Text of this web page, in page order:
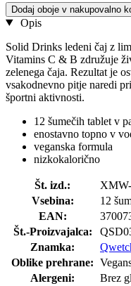
Dodaj oboje v nakupovalno
Opis
Solid Drinks ledeni čaj z
Vitamins C & B združuje
zelenega čaja. Rezultat je
vsakodnevno pitje naredi
športni aktivnosti.
12 šumečih tablet v
enostavno topno v
veganska formula
nizkokalorično
Št. izd.:
Vsebina:
12
EAN:
Št.-Proizvajalca:
Znamka:
Oblike prehrane:
Alergeni:
Brez